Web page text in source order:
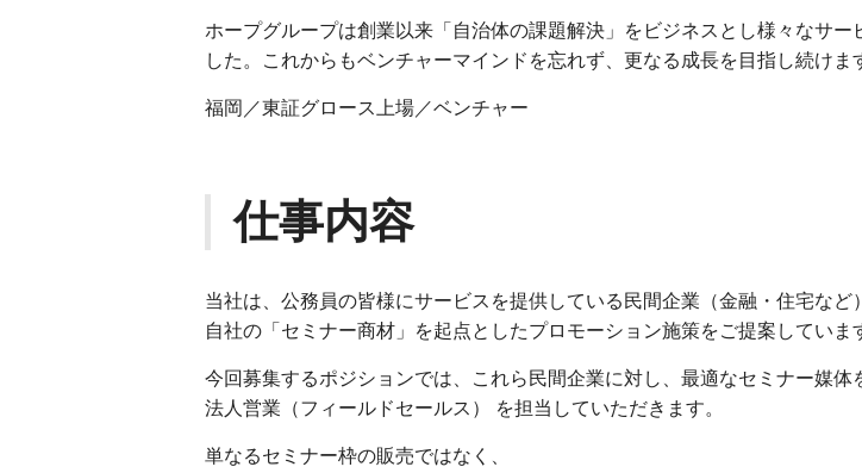
ホープグループは創業以来「自治体の課題解決」をビジネスとし様々なサー
した。これからもベンチャーマインドを忘れず、更なる成長を目指し続けま
福岡／東証グロース上場／ベンチャー
仕事内容
当社は、公務員の皆様にサービスを提供している民間企業（金融・住宅など
自社の「セミナー商材」を起点としたプロモーション施策をご提案していま
今回募集するポジションでは、これら民間企業に対し、最適なセミナー媒体
法人営業（フィールドセールス） を担当していただきます。
単なるセミナー枠の販売ではなく、